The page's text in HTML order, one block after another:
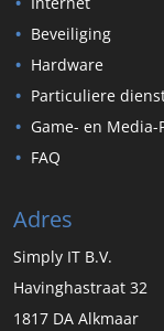
Beveiliging
Hardware
Particuliere
Game- en Media-
FAQ
Adres
Simply IT B.V.
Havinghastraat 32
1817 DA Alkmaar